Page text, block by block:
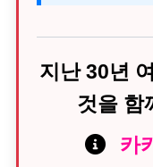
지난 30년
것을 함
카